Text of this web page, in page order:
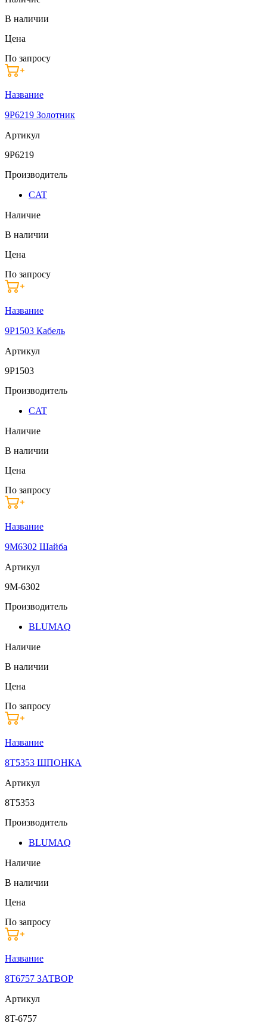
В наличии
Цена
По запросу
Название
9P6219 Золотник
Артикул
9P6219
Производитель
CAT
Наличие
В наличии
Цена
По запросу
Название
9P1503 Кабель
Артикул
9P1503
Производитель
CAT
Наличие
В наличии
Цена
По запросу
Название
9M6302 Шайба
Артикул
9M-6302
Производитель
BLUMAQ
Наличие
В наличии
Цена
По запросу
Название
8T5353 ШПОНКА
Артикул
8T5353
Производитель
BLUMAQ
Наличие
В наличии
Цена
По запросу
Название
8T6757 ЗАТВОР
Артикул
8T-6757